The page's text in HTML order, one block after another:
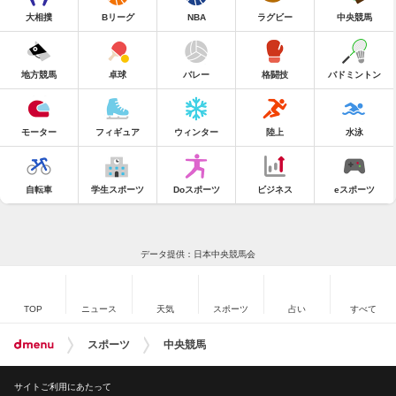
大相撲 Bリーグ NBA ラグビー 中央競馬
地方競馬 卓球 バレー 格闘技 バドミントン
モーター フィギュア ウィンター 陸上 水泳
自転車 学生スポーツ Doスポーツ ビジネス eスポーツ
データ提供：日本中央競馬会
TOP ニュース 天気 スポーツ 占い すべて
スポーツ 中央競馬
サイトご利用にあたって